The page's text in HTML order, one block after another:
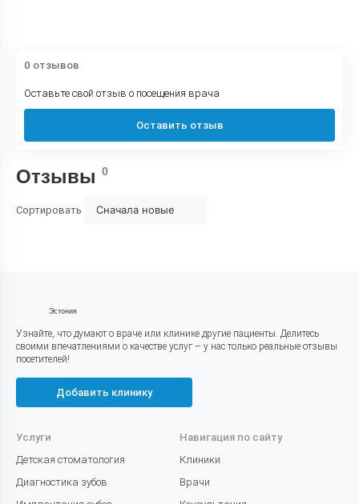
Отзывы 0
Сортировать Сначала новые
0 отзывов
Оставьте свой отзыв о посещения врача
Оставить отзыв
Эстония
Узнайте, что думают о враче или клинике другие пациенты. Делитесь
своими впечатлениями о качестве услуг – у нас только реальные отзывы
посетителей!
Добавить клинику
Услуги
Детская стоматология
Диагностика зубов
Навигация по сайту
Клиники
Врачи